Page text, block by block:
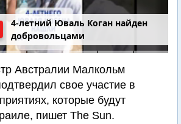
4-летний Юваль Коган найден
добровольцами
Австралии Малкольм
свое участие в
которые будут
пишет The Sun.